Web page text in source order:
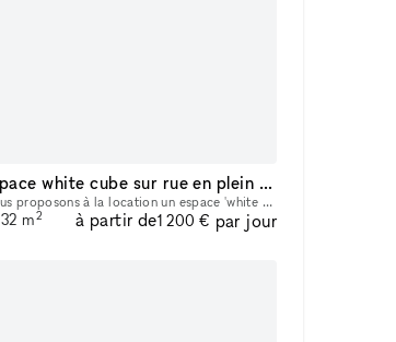
Espace white cube sur rue en plein Marseille
Nous proposons à la location un espace 'white cube', idéal pour accueillir des projets artistiques, événements privés ou présentations professionnelles. Sa grande hauteur sous plafond confère une res
32 m2 à partir de1 200 € par jour